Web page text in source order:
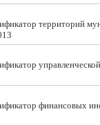
территорий
финансовых